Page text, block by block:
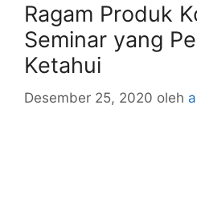
Ragam Produk
Seminar yang
Ketahui
Desember 25, 2020 oleh